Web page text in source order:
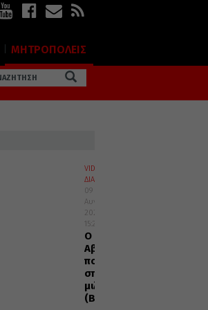
ΜΗΤΡΟΠΟΛΕΙΣ
VIDEOS
ΔΙΑΦΟΡΑ
09
Αυγούστου
2026
15:22
Ο
Αββάς
που
σπάνια
μιλούσε
(Βίντεο)